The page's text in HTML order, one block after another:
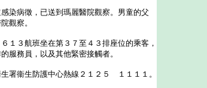
病徵，已送到瑪麗醫院觀察。男童的父
觀察。
３航班坐在第３７至４３排座位的乘客，
服務員，以及其他緊密接觸者。
衞生防護中心熱線２１２５ １１１１。